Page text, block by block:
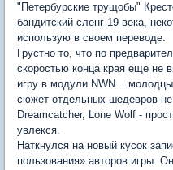
"Петербурские трущобы"
бандитский сленг 19 века,
использую в своем переводе.
Грустно то, что по
скоростью конца края еще не
игру в модули NWN...
сюжет отдельных шедевров
Dreamcatcher, Lone Wolf -
увлекся.
Наткнулся на новый кусок
пользования» авторов игры.